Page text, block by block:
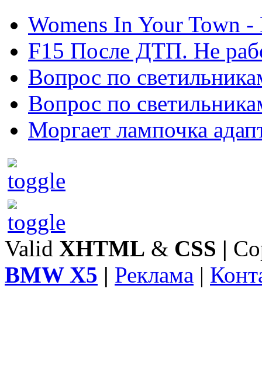
Womens In Your Town
F15 После ДТП. Не
Вопрос по
Вопрос по
Моргает лампочка
Valid XHTML & CSS |
BMW X5 | Реклама |